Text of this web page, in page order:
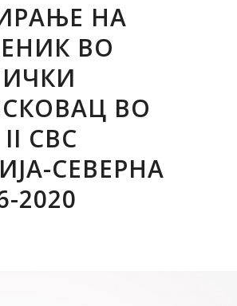
НА
ВО
ВО
CBC
СЕВЕРНА
2020